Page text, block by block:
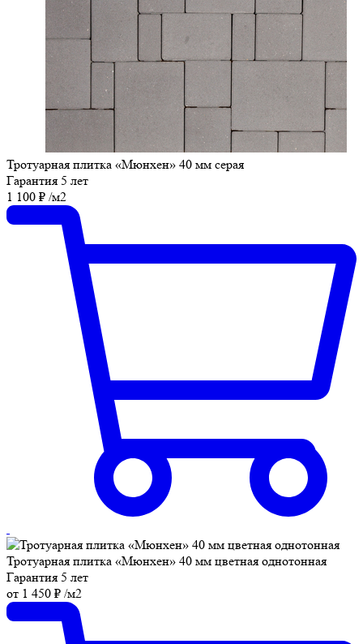
Тротуарная плитка «Мюнхен» 40 мм серая
Гарантия 5 лет
1 100 ₽ /м2
Тротуарная плитка «Мюнхен» 40 мм цветная однотонная
Гарантия 5 лет
от 1 450 ₽ /м2